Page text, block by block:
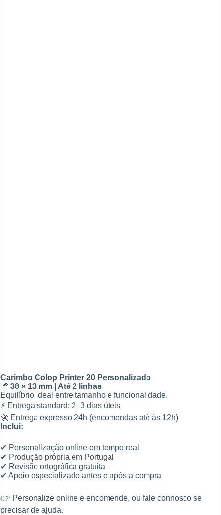
Carimbo Colop Printer 20 Personalizado
📏 38 × 13 mm | Até 2 linhas
Equilíbrio ideal entre tamanho e funcionalidade.
⚡ Entrega standard: 2–3 dias úteis
🚀 Entrega expresso 24h (encomendas até às 12h)
Inclui:
✔ Personalização online em tempo real
✔ Produção própria em Portugal
✔ Revisão ortográfica gratuita
✔ Apoio especializado antes e após a compra
👉 Personalize online e encomende, ou fale connosco se
precisar de ajuda.